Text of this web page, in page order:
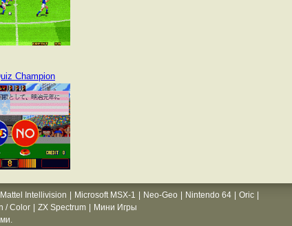
Champion
Mattel Intellivision Microsoft MSX-1 Neo-Geo Nintendo 64 Oric
/ Color ZX Spectrum
Мини Игры